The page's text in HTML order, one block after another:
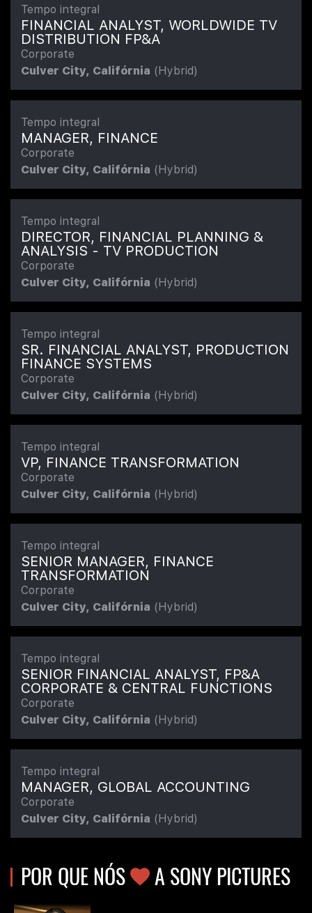
Tempo integral
FINANCIAL ANALYST, WORLDWIDE TV
DISTRIBUTION FP&A
Corporate
Culver City, Califórnia (Hybrid)
Tempo integral
MANAGER, FINANCE
Corporate
Culver City, Califórnia (Hybrid)
Tempo integral
DIRECTOR, FINANCIAL PLANNING &
ANALYSIS - TV PRODUCTION
Corporate
Culver City, Califórnia (Hybrid)
Tempo integral
SR. FINANCIAL ANALYST, PRODUCTION
FINANCE SYSTEMS
Corporate
Culver City, Califórnia (Hybrid)
Tempo integral
VP, FINANCE TRANSFORMATION
Corporate
Culver City, Califórnia (Hybrid)
Tempo integral
SENIOR MANAGER, FINANCE
TRANSFORMATION
Corporate
Culver City, Califórnia (Hybrid)
Tempo integral
SENIOR FINANCIAL ANALYST, FP&A
CORPORATE & CENTRAL FUNCTIONS
Corporate
Culver City, Califórnia (Hybrid)
Tempo integral
MANAGER, GLOBAL ACCOUNTING
Corporate
Culver City, Califórnia (Hybrid)
POR QUE NÓSAMORA SONY PICTURES